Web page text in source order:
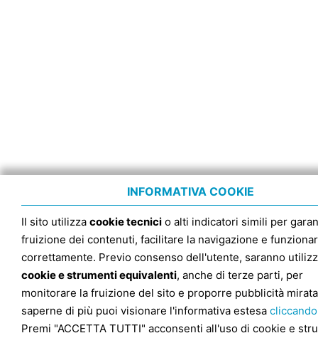
INFORMATIVA COOKIE
Il sito utilizza cookie tecnici o alti indicatori simili per
fruizione dei contenuti, facilitare la navigazione e
correttamente. Previo consenso dell'utente, saranno
cookie e strumenti equivalenti, anche di terze parti, per
monitorare la fruizione del sito e proporre pubblicità
saperne di più puoi visionare l'informativa estesa
Premi "ACCETTA TUTTI" acconsenti all'uso di cookie e